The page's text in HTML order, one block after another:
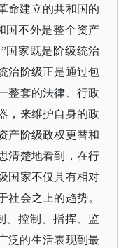
命建立的共和国的
国不外是整个资产
国家既是阶级统治
治阶级正是通过包
整套的法律、行政
，来维护自身的政
产阶级政权更替和
清楚地看到，在行
国家不仅具有相对
社会之上的趋势。
、控制、指挥、监
泛的生活表现到最